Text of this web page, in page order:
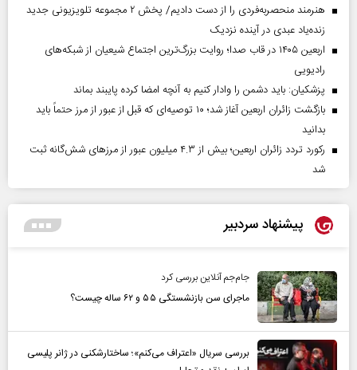
هنرمند منحصر‌به‌فردی را از دست دادیم/ پخش ۲ مجموعه تلویزیونی جدید
زنده‌یاد عبدی در آینده نزدیک
اربعین ۱۴۰۵ در قاب صدا؛ روایت بزرگ‌ترین اجتماع شیعیان از شبکه‌های
رادیویی
پزشکیان: باید دشمن را وادار کنیم به آنچه امضا کرده پایبند بماند
بازگشت زائران اربعین آغاز شد؛ ۱۰ توصیه‌ای که قبل از عبور از مرز حتماً باید
بدانید
رکورد تردد زائران اربعین؛ بیش از ۴.۳ میلیون عبور از مرزهای شش‌گانه ثبت
شد
پیشنهاد سردبیر
جام‌جم آنلاین بررسی کرد
ماجرای سن بازنشستگی ۵۵ و ۶۲ ساله چیست؟
بررسی سریال «اعتراف می‌کنم»؛ ساختارشکنی در ژانر پلیسی